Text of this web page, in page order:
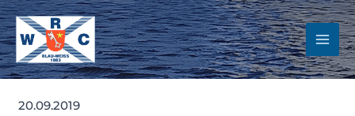
Zum
Inhalt
springen
20.09.2019